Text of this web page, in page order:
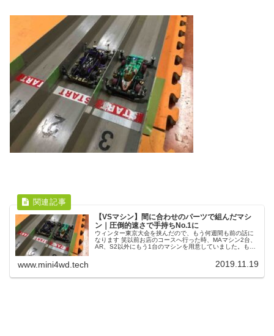
【VSマシン】間に合わせのパーツで組んだマシ
ン｜圧倒的速さで手持ちNo.1に
ウィンター東京大会を挟んだので、もう何週間も前の話に
なります 笑以前お店のコースへ行った時、MAマシン2台、
AR、S2以外にもう1台のマシンを用意していました。もう
www.mini4wd.tech 2019.11.19